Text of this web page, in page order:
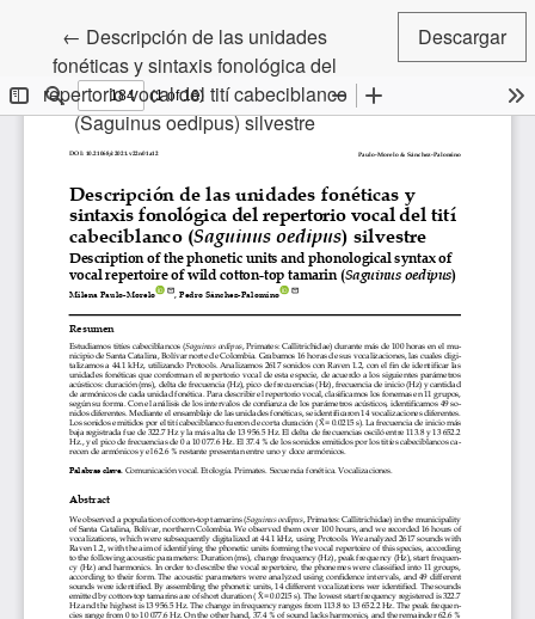
← Volver a los detalles del artículo
Descripción de las unidades
fonéticas y sintaxis fonológica del
repertorio vocal del tití cabeciblanco
(Saguinus oedipus) silvestre
Descargar